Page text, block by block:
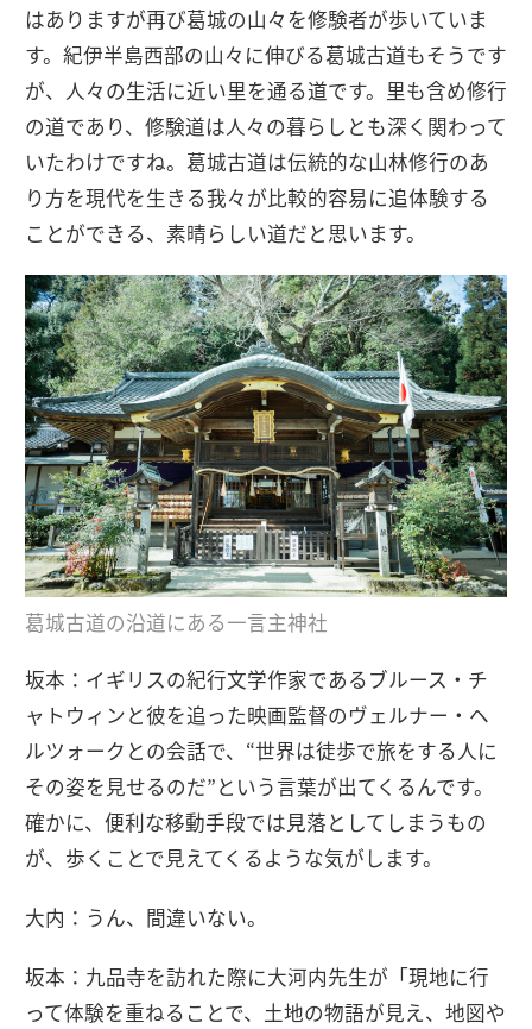
はありますが再び葛城の山々を修験者が歩いていま
す。紀伊半島西部の山々に伸びる葛城古道もそうです
が、人々の生活に近い里を通る道です。里も含め修行
の道であり、修験道は人々の暮らしとも深く関わって
いたわけですね。葛城古道は伝統的な山林修行のあ
り方を現代を生きる我々が比較的容易に追体験する
ことができる、素晴らしい道だと思います。
葛城古道の沿道にある一言主神社
坂本：イギリスの紀行文学作家であるブルース・チ
ャトウィンと彼を追った映画監督のヴェルナー・ヘ
ルツォークとの会話で、“世界は徒歩で旅をする人に
その姿を見せるのだ”という言葉が出てくるんです。
確かに、便利な移動手段では見落としてしまうもの
が、歩くことで見えてくるような気がします。
大内：うん、間違いない。
坂本：九品寺を訪れた際に大河内先生が「現地に行
って体験を重ねることで、土地の物語が見え、地図や